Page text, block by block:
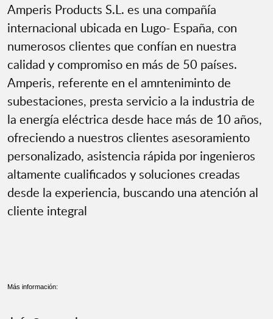
Amperis Products S.L. es una compañía
internacional ubicada en Lugo- España, con
numerosos clientes que confían en nuestra
calidad y compromiso en más de 50 países.
Amperis, referente en el amnteniminto de
subestaciones, presta servicio a la industria de
la energía eléctrica desde hace más de 10 años,
ofreciendo a nuestros clientes asesoramiento
personalizado, asistencia rápida por ingenieros
altamente cualificados y soluciones creadas
desde la experiencia, buscando una atención al
cliente integral
Más información: